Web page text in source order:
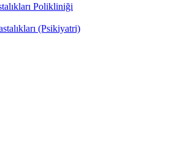
Polikliniği
(Psikiyatri)